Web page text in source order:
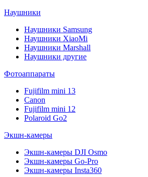
Наушники
Наушники Samsung
Наушники XiaoMi
Наушники Marshall
Наушники другие
Фотоаппараты
Fujifilm mini 13
Canon
Fujifilm mini 12
Polaroid Go2
Экшн-камеры
Экшн-камеры DJI Osmo
Экшн-камеры Go-Pro
Экшн-камеры Insta360